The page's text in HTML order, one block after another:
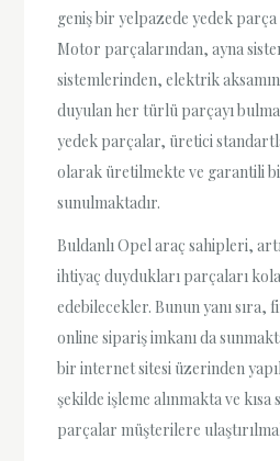
geniş bir yelpazede yedek parça
Motor parçalarından, ayna
sistemlerinden, elektrik
duyulan her türlü parçayı
yedek parçalar, üretici
olarak üretilmekte ve garantili
sunulmaktadır.
Buldanlı Opel araç sahipleri,
ihtiyaç duydukları parçaları
edebilecekler. Bunun yanı sıra,
online sipariş imkanı da
bir internet sitesi üzerinden
şekilde işleme alınmakta ve
parçalar müşterilere